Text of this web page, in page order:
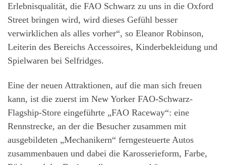
Erlebnisqualität, die FAO Schwarz zu uns in die Oxford
Street bringen wird, wird dieses Gefühl besser
verwirklichen als alles vorher“, so Eleanor Robinson,
Leiterin des Bereichs Accessoires, Kinderbekleidung und
Spielwaren bei Selfridges.
Eine der neuen Attraktionen, auf die man sich freuen
kann, ist die zuerst im New Yorker FAO-Schwarz-
Flagship-Store eingeführte „FAO Raceway“: eine
Rennstrecke, an der die Besucher zusammen mit
ausgebildeten „Mechanikern“ ferngesteuerte Autos
zusammenbauen und dabei die Karosserieform, Farbe,